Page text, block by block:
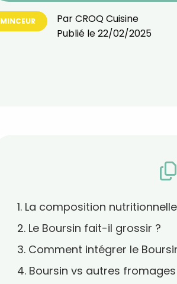
MINCEUR ParCROQ Cuisine
Publié le22/02/2025
1. La composition
2. Le Boursin fait-il grossir ?
3. Comment intégrer le
4. Boursin vs autres